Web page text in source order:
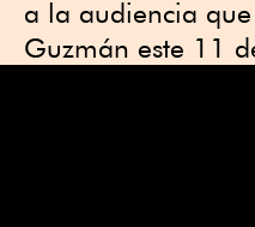
a la audiencia
Guzmán este 11